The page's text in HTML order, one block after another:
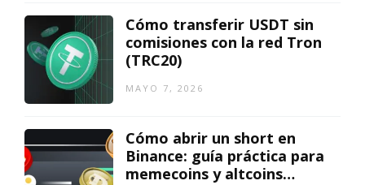
Cómo transferir USDT sin
comisiones con la red Tron
(TRC20)
MAYO 7, 2026
Cómo abrir un short en
Binance: guía práctica para
memecoins y altcoins